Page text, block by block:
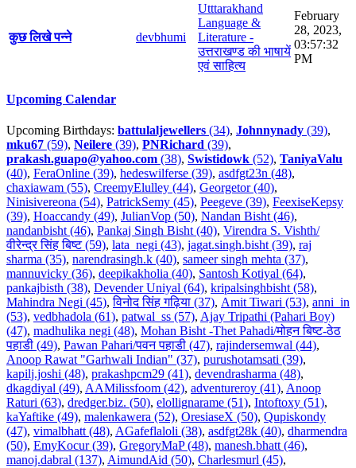
कुछ लिखे पन्ने devbhumi
Utttarakhand
Language &
Literature -
उत्तराखण्ड की भाषायें
एवं साहित्य
February
28, 2023,
03:57:32
PM
Upcoming Calendar
Upcoming Birthdays: battulaljewellers (34), Johnnynady (39),
mku67 (59), Neilere (39), PNRichard (39),
prakash.guapo@yahoo.com (38), Swistidowk (52), TaniyaValu
(40), FeraOnline (39), hedeswilferse (39), asdfgt23n (48),
chaxiawam (55), CreemyElulley (44), Georgetor (40),
Ninisivereona (54), PatrickSemy (45), Peegeve (39), FeexiseKepsy
(39), Hoaccandy (49), JulianVop (50), Nandan Bisht (46),
nandanbisht (46), Pankaj Singh Bisht (40), Virendra S. Vishth/
वीरेन्द्र सिंह बिष्ट (59), lata_negi (43), jagat.singh.bisht (39), raj
sharma (35), narendrasingh.k (40), sameer singh mehta (37),
mannuvicky (36), deepikakholia (40), Santosh Kotiyal (64),
pankajbisth (38), Devender Uniyal (64), kripalsinghbisht (58),
Mahindra Negi (45),विनोद सिंह गढ़िया (37), Amit Tiwari (53), anni_in
(53), vedbhadola (61), patwal_ss (57), Ajay Tripathi (Pahari Boy)
(47), madhulika negi (48), Mohan Bisht -Thet Pahadi/मोहन बिष्ट-ठेठ
पहाडी (49), Pawan Pahari/पवन पहाडी (47), rajindersemwal (44),
Anoop Rawat "Garhwali Indian" (37), purushotamsati (39),
kapilj.joshi (48), prakashpcm29 (41), devendrasharma (48),
dkagdiyal (49), AAMilissfoom (42), adventureroy (41), Anoop
Raturi (63), dredger.biz. (50), elollignarame (51), Intoftoxy (51),
kaYaftike (49), malenkawera (52), OresiaseX (50), Qupiskondy
(47), vimalbhatt (48), AGafeflaloli (38), asdfgt28k (40), dharmendra
(50), EmyKocur (39), GregoryMaP (48), manesh.bhatt (46),
manoj.dabral (137), AimundAid (50), Charlesmurl (45),